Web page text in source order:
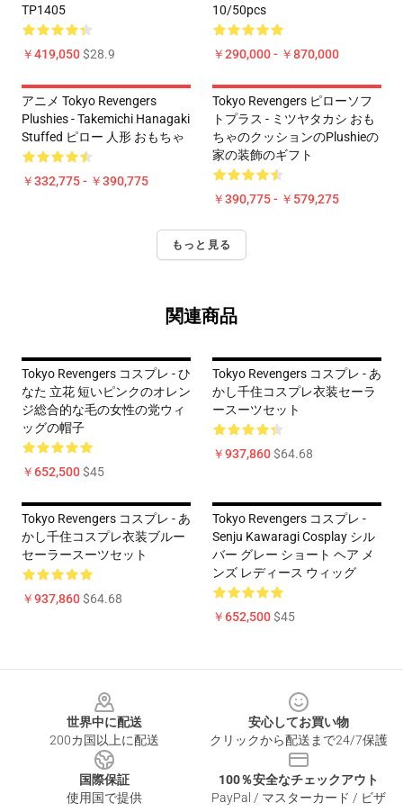
TP1405
￥419,050$28.9
10/50pcs
￥290,000 - ￥870,000
アニメ Tokyo Revengers
Plushies - Takemichi Hanagaki
Stuffed ピロー 人形 おもちゃ
￥332,775 - ￥390,775
Tokyo Revengers ピローソフ
トプラス - ミツヤタカシ おも
ちゃのクッションのPlushieの
家の装飾のギフト
￥390,775 - ￥579,275
もっと見る
関連商品
Tokyo Revengers コスプレ - ひ
なた 立花 短いピンクのオレン
ジ総合的な毛の女性の党ウィ
ッグの帽子
￥652,500$45
Tokyo Revengers コスプレ - あ
かし千住コスプレ衣装セーラ
ースーツセット
￥937,860$64.68
Tokyo Revengers コスプレ - あ
かし千住コスプレ衣装ブルー
セーラースーツセット
￥937,860$64.68
Tokyo Revengers コスプレ -
Senju Kawaragi Cosplay シル
バー グレー ショート ヘア メ
ンズ レディース ウィッグ
￥652,500$45
世界中に配送
200カ国以上に配送
安心してお買い物
クリックから配送まで24/7保護
国際保証
使用国で提供
100％安全なチェックアウト
PayPal / マスターカード / ビザ